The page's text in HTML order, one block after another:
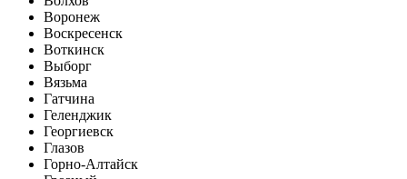
Воронеж
Воскресенск
Воткинск
Выборг
Вязьма
Гатчина
Геленджик
Георгиевск
Глазов
Горно-Алтайск